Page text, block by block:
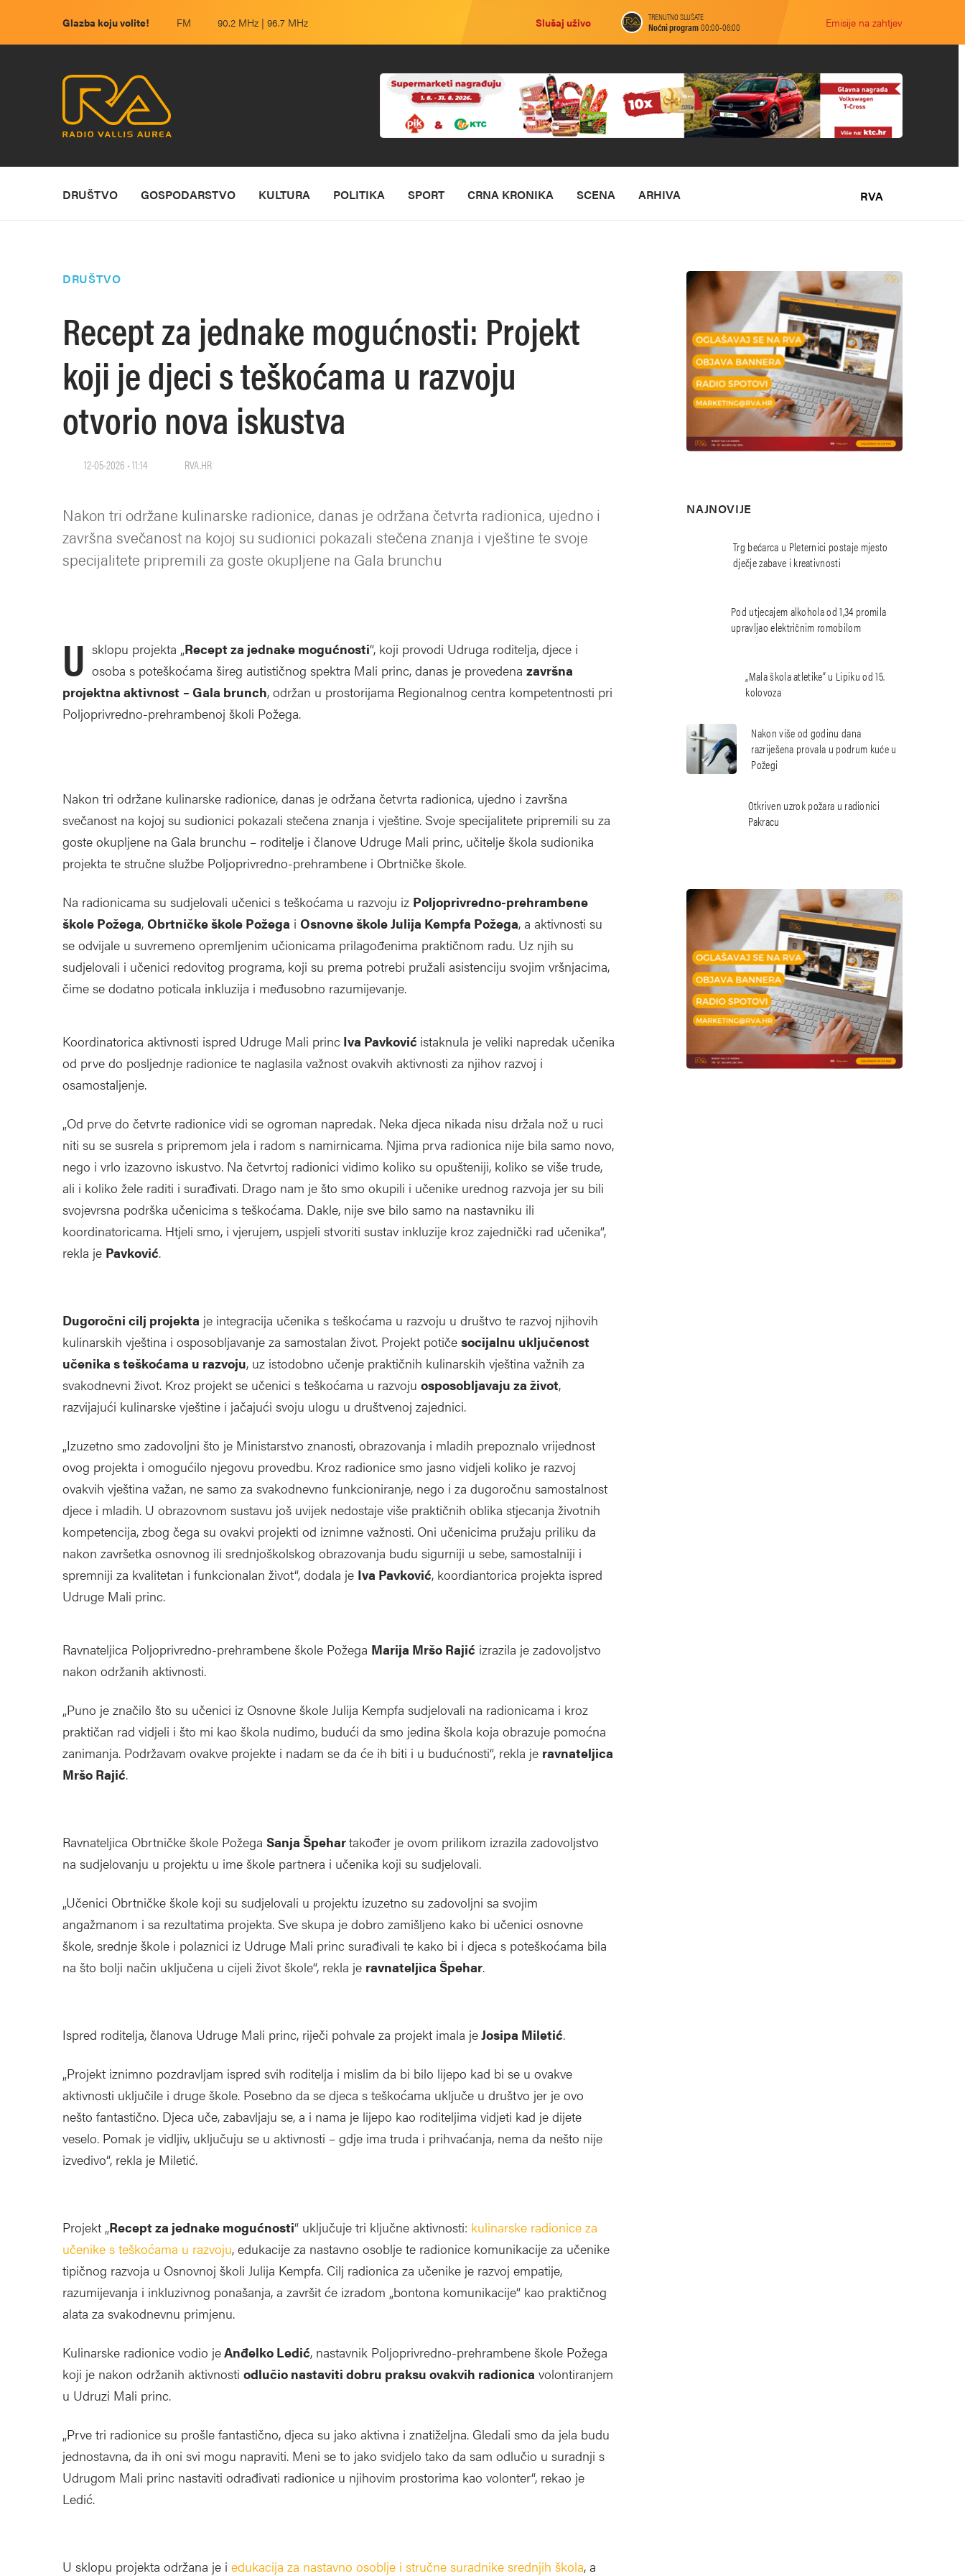
Glazba koju volite! FM 90.2 MHz | 96.7 MHz Slušaj uživo TRENUTNO SLUŠATE
Noćni program00:00-06:00 Emisije na zahtjev
DRUŠTVO GOSPODARSTVO KULTURA POLITIKA SPORT CRNA KRONIKA SCENA ARHIVA RVA
MARKETING
KONTAKT
DRUŠTVO
Recept za jednake mogućnosti: Projekt
koji je djeci s teškoćama u razvoju
otvorio nova iskustva
12-05-2026 • 11:14 RVA.HR
Nakon tri održane kulinarske radionice, danas je održana četvrta radionica, ujedno i
završna svečanost na kojoj su sudionici pokazali stečena znanja i vještine te svoje
specijalitete pripremili za goste okupljene na Gala brunchu
U sklopu projekta „Recept za jednake mogućnosti“, koji provodi Udruga roditelja, djece i
osoba s poteškoćama šireg autističnog spektra Mali princ, danas je provedena završna
projektna aktivnost – Gala brunch, održan u prostorijama Regionalnog centra kompetentnosti pri
Poljoprivredno-prehrambenoj školi Požega.
Nakon tri održane kulinarske radionice, danas je održana četvrta radionica, ujedno i završna
svečanost na kojoj su sudionici pokazali stečena znanja i vještine. Svoje specijalitete pripremili su za
goste okupljene na Gala brunchu – roditelje i članove Udruge Mali princ, učitelje škola sudionika
projekta te stručne službe Poljoprivredno-prehrambene i Obrtničke škole.
Na radionicama su sudjelovali učenici s teškoćama u razvoju iz Poljoprivredno-prehrambene
škole Požega, Obrtničke škole Požega i Osnovne škole Julija Kempfa Požega, a aktivnosti su
se odvijale u suvremeno opremljenim učionicama prilagođenima praktičnom radu. Uz njih su
sudjelovali i učenici redovitog programa, koji su prema potrebi pružali asistenciju svojim vršnjacima,
čime se dodatno poticala inkluzija i međusobno razumijevanje.
Koordinatorica aktivnosti ispred Udruge Mali princ Iva Pavković istaknula je veliki napredak učenika
od prve do posljednje radionice te naglasila važnost ovakvih aktivnosti za njihov razvoj i
osamostaljenje.
„Od prve do četvrte radionice vidi se ogroman napredak. Neka djeca nikada nisu držala nož u ruci
niti su se susrela s pripremom jela i radom s namirnicama. Njima prva radionica nije bila samo novo,
nego i vrlo izazovno iskustvo. Na četvrtoj radionici vidimo koliko su opušteniji, koliko se više trude,
ali i koliko žele raditi i surađivati. Drago nam je što smo okupili i učenike urednog razvoja jer su bili
svojevrsna podrška učenicima s teškoćama. Dakle, nije sve bilo samo na nastavniku ili
koordinatoricama. Htjeli smo, i vjerujem, uspjeli stvoriti sustav inkluzije kroz zajednički rad učenika“,
rekla je Pavković.
Dugoročni cilj projekta je integracija učenika s teškoćama u razvoju u društvo te razvoj njihovih
kulinarskih vještina i osposobljavanje za samostalan život. Projekt potiče socijalnu uključenost
učenika s teškoćama u razvoju, uz istodobno učenje praktičnih kulinarskih vještina važnih za
svakodnevni život. Kroz projekt se učenici s teškoćama u razvoju osposobljavaju za život,
razvijajući kulinarske vještine i jačajući svoju ulogu u društvenoj zajednici.
„Izuzetno smo zadovoljni što je Ministarstvo znanosti, obrazovanja i mladih prepoznalo vrijednost
ovog projekta i omogućilo njegovu provedbu. Kroz radionice smo jasno vidjeli koliko je razvoj
ovakvih vještina važan, ne samo za svakodnevno funkcioniranje, nego i za dugoročnu samostalnost
djece i mladih. U obrazovnom sustavu još uvijek nedostaje više praktičnih oblika stjecanja životnih
kompetencija, zbog čega su ovakvi projekti od iznimne važnosti. Oni učenicima pružaju priliku da
nakon završetka osnovnog ili srednjoškolskog obrazovanja budu sigurniji u sebe, samostalniji i
spremniji za kvalitetan i funkcionalan život“, dodala je Iva Pavković, koordiantorica projekta ispred
Udruge Mali princ.
Ravnateljica Poljoprivredno-prehrambene škole Požega Marija Mršo Rajić izrazila je zadovoljstvo
nakon održanih aktivnosti.
„Puno je značilo što su učenici iz Osnovne škole Julija Kempfa sudjelovali na radionicama i kroz
praktičan rad vidjeli i što mi kao škola nudimo, budući da smo jedina škola koja obrazuje pomoćna
zanimanja. Podržavam ovakve projekte i nadam se da će ih biti i u budućnosti“, rekla je ravnateljica
Mršo Rajić.
Ravnateljica Obrtničke škole Požega Sanja Špehartakođer je ovom prilikom izrazila zadovoljstvo
na sudjelovanju u projektu u ime škole partnera i učenika koji su sudjelovali.
„Učenici Obrtničke škole koji su sudjelovali u projektu izuzetno su zadovoljni sa svojim
angažmanom i sa rezultatima projekta. Sve skupa je dobro zamišljeno kako bi učenici osnovne
škole, srednje škole i polaznici iz Udruge Mali princ surađivali te kako bi i djeca s poteškoćama bila
na što bolji način uključena u cijeli život škole“, rekla je ravnateljica Špehar.
Ispred roditelja, članova Udruge Mali princ, riječi pohvale za projekt imala jeJosipa Miletić.
„Projekt iznimno pozdravljam ispred svih roditelja i mislim da bi bilo lijepo kad bi se u ovakve
aktivnosti uključile i druge škole. Posebno da se djeca s teškoćama uključe u društvo jer je ovo
nešto fantastično. Djeca uče, zabavljaju se, a i nama je lijepo kao roditeljima vidjeti kad je dijete
veselo. Pomak je vidljiv, uključuju se u aktivnosti – gdje ima truda i prihvaćanja, nema da nešto nije
izvedivo“, rekla je Miletić.
Projekt „Recept za jednake mogućnosti“ uključuje tri ključne aktivnosti: kulinarske radionice za
učenike s teškoćama u razvoju, edukacije za nastavno osoblje te radionice komunikacije za učenike
tipičnog razvoja u Osnovnoj školi Julija Kempfa. Cilj radionica za učenike je razvoj empatije,
razumijevanja i inkluzivnog ponašanja, a završit će izradom „bontona komunikacije“ kao praktičnog
alata za svakodnevnu primjenu.
Kulinarske radionice vodio jeAnđelko Ledić, nastavnik Poljoprivredno-prehrambene škole Požega
koji je nakon održanih aktivnosti odlučio nastaviti dobru praksu ovakvih radionica volontiranjem
u Udruzi Mali princ.
„Prve tri radionice su prošle fantastično, djeca su jako aktivna i znatiželjna. Gledali smo da jela budu
jednostavna, da ih oni svi mogu napraviti. Meni se to jako svidjelo tako da sam odlučio u suradnji s
Udrugom Mali princ nastaviti odrađivati radionice u njihovim prostorima kao volonter“, rekao je
Ledić.
U sklopu projekta održana je i edukacija za nastavno osoblje i stručne suradnike srednjih škola, a
NAJNOVIJE
Trg bećarca u Pleternici postaje mjesto
dječje zabave i kreativnosti
Pod utjecajem alkohola od 1,34 promila
upravljao električnim romobilom
„Mala škola atletike“ u Lipiku od 15.
kolovoza
Nakon više od godinu dana
razriješena provala u podrum kuće u
Požegi
Otkriven uzrok požara u radionici
Pakracu